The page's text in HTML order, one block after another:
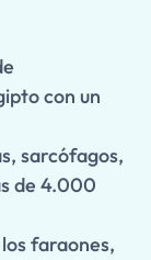
con un
sarcófagos,
de 4.000
faraones,